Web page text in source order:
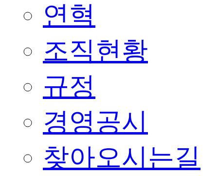
연혁
조직현황
규정
경영공시
찾아오시는길